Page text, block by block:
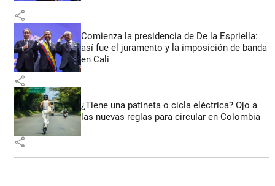
share
Comienza la presidencia de De la Espriella:
así fue el juramento y la imposición de banda
en Cali
share
¿Tiene una patineta o cicla eléctrica? Ojo a
las nuevas reglas para circular en Colombia
share